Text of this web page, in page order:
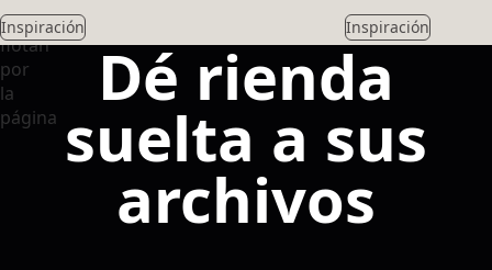
Inspiración Inspiración
Dé rienda
suelta a sus
archivos